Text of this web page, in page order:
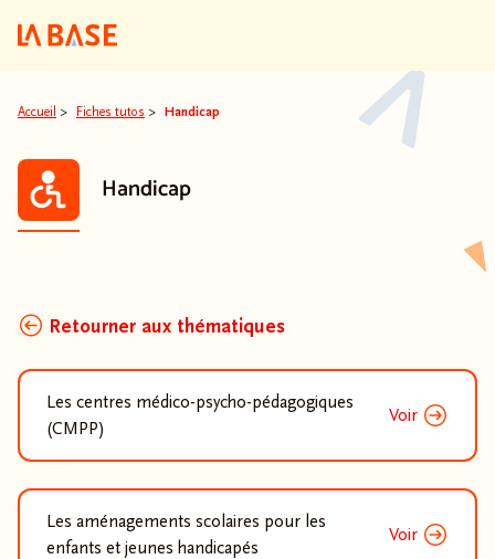
Accueil > Fiches tutos > Handicap
Handicap
Retourner aux thématiques
Les centres médico-psycho-pédagogiques
(CMPP)
Voir
Les aménagements scolaires pour les
enfants et jeunes handicapés
Voir